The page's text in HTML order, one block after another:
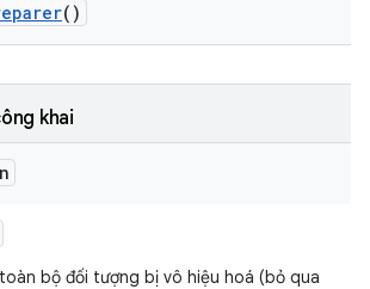
()
khai
bộ đối tượng bị vô hiệu hoá (bỏ qua